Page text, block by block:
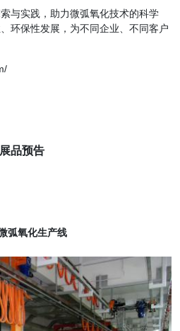
与实践，助力微弧氧化技术的科学
环保性发展，为不同企业、不同客户
展品预告
弧氧化生产线